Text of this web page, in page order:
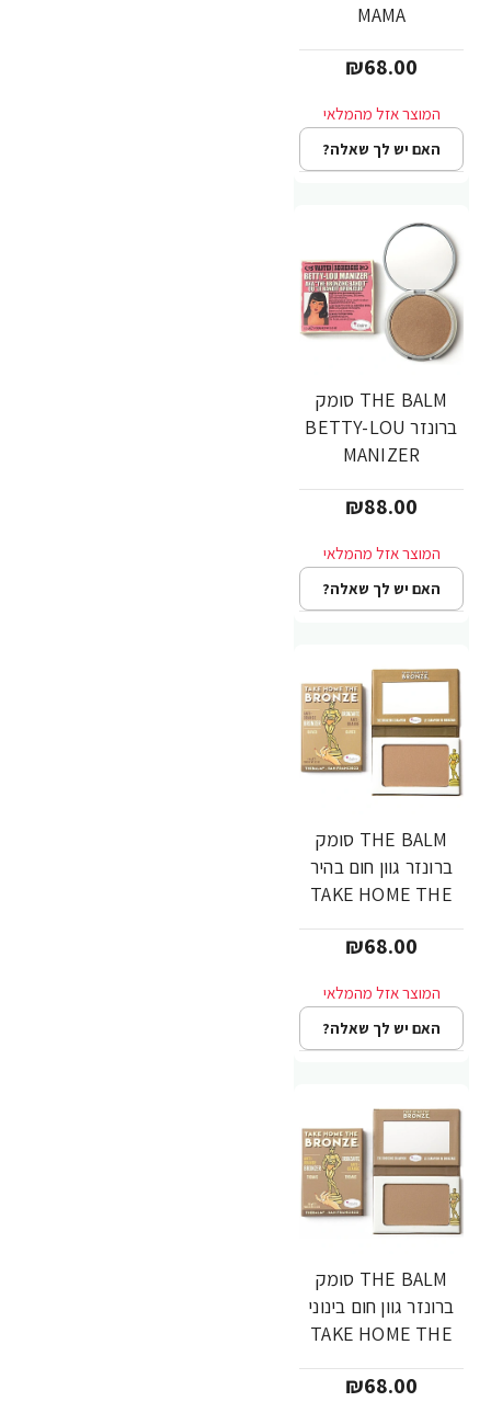
MAMA
₪68.00
האם יש לך שאלה?
THE BALM סומק
ברונזר BETTY-LOU
MANIZER
₪88.00
האם יש לך שאלה?
THE BALM סומק
ברונזר גוון חום בהיר
TAKE HOME THE
₪68.00
האם יש לך שאלה?
THE BALM סומק
ברונזר גוון חום בינוני
TAKE HOME THE
₪68.00